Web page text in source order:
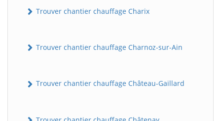
Trouver chantier chauffage Charix
Trouver chantier chauffage Charnoz-sur-Ain
Trouver chantier chauffage Château-Gaillard